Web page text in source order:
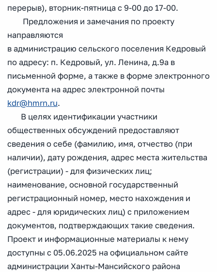
перерыв), вторник-пятница с 9-00 до 17-00.
Предложения и замечания по проекту
направляются
в администрацию сельского поселения Кедровый
по адресу: п. Кедровый, ул. Ленина, д.9а в
письменной форме, а также в форме электронного
документа на адрес электронной почты
kdr@hmrn.ru.
В целях идентификации участники
общественных обсуждений предоставляют
сведения о себе (фамилию, имя, отчество (при
наличии), дату рождения, адрес места жительства
(регистрации) - для физических лиц;
наименование, основной государственный
регистрационный номер, место нахождения и
адрес - для юридических лиц) с приложением
документов, подтверждающих такие сведения.
Проект и информационные материалы к нему
доступны с 05.06.2025 на официальном сайте
администрации Ханты-Мансийского района